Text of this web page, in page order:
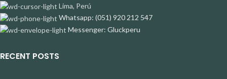
Lima, Perú
Whatsapp: (051) 920 212 547
Messenger: Gluckperu
RECENT POSTS